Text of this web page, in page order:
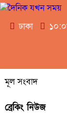
ঢাকা
মূল সংবাদ
ব্রেকিং নিউজ